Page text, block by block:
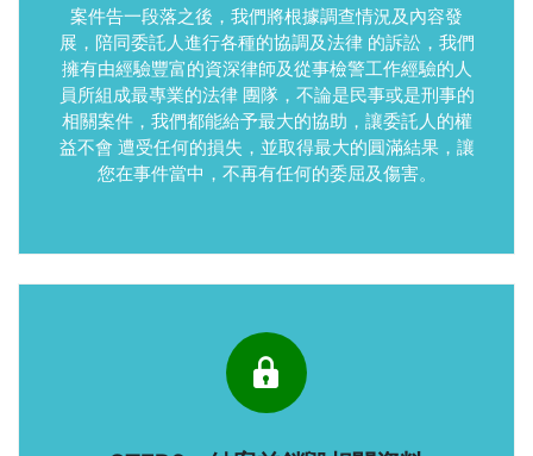
案件告一段落之後，我們將根據調查情況及內容發
展，陪同委託人進行各種的協調及法律 的訴訟，我們
擁有由經驗豐富的資深律師及從事檢警工作經驗的人
員所組成最專業的法律 團隊，不論是民事或是刑事的
相關案件，我們都能給予最大的協助，讓委託人的權
益不會 遭受任何的損失，並取得最大的圓滿結果，讓
您在事件當中，不再有任何的委屈及傷害。